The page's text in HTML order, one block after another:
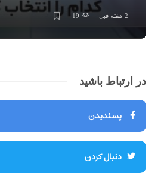
2 هفته قبل 19
در ارتباط باشید
پسندیدن
دنبال کردن